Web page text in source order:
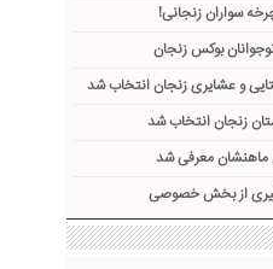
‌سواران زنجانی!
نوجوانان بوکس زنجان
و عشایری زنجان انتخاب شد
زنجان انتخاب شد
ماهنشان معرفی شد
از بخش خصوصی